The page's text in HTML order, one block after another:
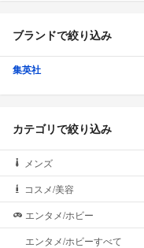
ブランドで絞り込み
集英社
カテゴリで絞り込み
メンズ
コスメ/美容
エンタメ/ホビー
エンタメ/ホビーすべて